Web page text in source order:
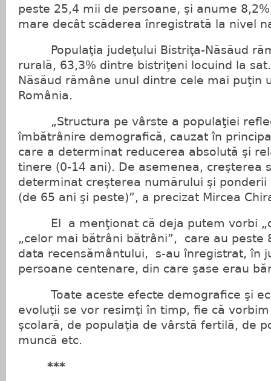
peste 25,4 mii de persoane, şi anume
mare decât scăderea înregistrată la nivel
Populaţia judeţului Bistriţa-Năsăud
rurală, 63,3% dintre bistriţeni locuind la
Năsăud rămâne unul dintre cele mai puţin
România.
„Structura pe vârste a populaţiei
îmbătrânire demografică, cauzat în
care a determinat reducerea absolută şi
tinere (0-14 ani). De asemenea, creşterea
determinat creşterea numărului şi
(de 65 ani şi peste)”, a precizat Mircea
El a menţionat că deja putem vorbi
„celor mai bătrâni bătrâni”, care au peste
data recensământului, s-au înregistrat, în
persoane centenare, din care şase erau
Toate aceste efecte demografice şi
evoluţii se vor resimţi în timp, fie că
şcolară, de populaţia de vârstă fertilă, de
muncă etc.
***